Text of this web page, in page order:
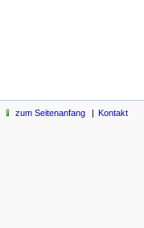
zum Seitenanfang Kontakt